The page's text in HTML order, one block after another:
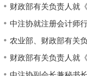
财政部有关负责人就
中注协就注册会计师
农业部、财政部有关
财政部有关负责人就